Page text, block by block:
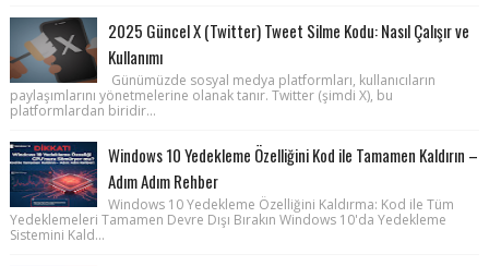
2025 Güncel X (Twitter) Tweet Silme Kodu: Nasıl Çalışır ve
Kullanımı
Günümüzde sosyal medya platformları, kullanıcıların
paylaşımlarını yönetmelerine olanak tanır. Twitter (şimdi X), bu
platformlardan biridir...
Windows 10 Yedekleme Özelliğini Kod ile Tamamen Kaldırın –
Adım Adım Rehber
Windows 10 Yedekleme Özelliğini Kaldırma: Kod ile Tüm
Yedeklemeleri Tamamen Devre Dışı Bırakın Windows 10'da Yedekleme
Sistemini Kald...